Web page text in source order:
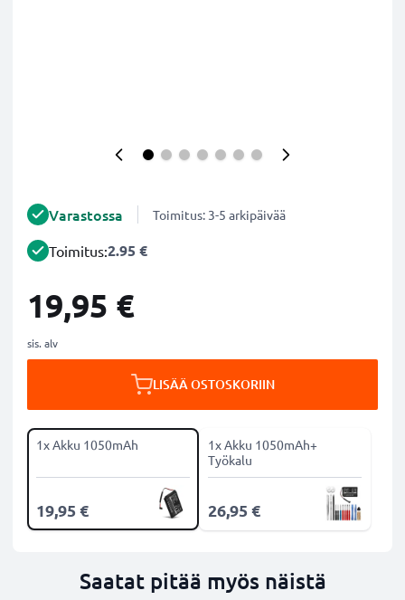
Varastossa Toimitus: 3-5 arkipäivää
Toimitus:2.95 €
19,95 €
sis. alv
LISÄÄ OSTOSKORIIN
1x Akku 1050mAh
19,95 €
1x Akku 1050mAh+
Työkalu
26,95 €
Saatat pitää myös näistä